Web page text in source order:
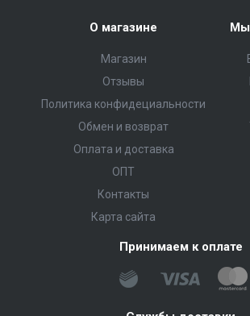
О магазине
Магазин
Отзывы
Политика конфидециальности
Обмен и возврат
Оплата и доставка
ОПТ
Контакты
Карта сайта
Мы
Принимаем к оплате